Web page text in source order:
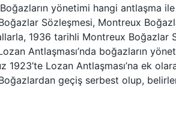
yönetimi hangi antlaşma ile
Sözleşmesi, Montreux
1936 tarihli Montreux Boğazlar
Antlaşması’nda boğazların
1923’te Lozan Antlaşması’na ek
geçiş serbest olup,